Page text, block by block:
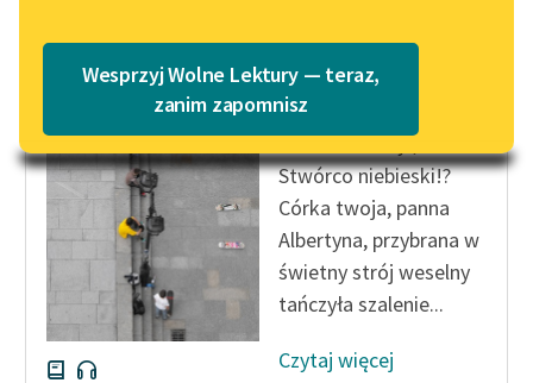
Lektury szkolne i klasyka
literatury do słuchania dla
uczennic i uczniów z
niepełnosprawnościami
E-kolekcja lektur
szkolnych i literatury do
słuchania dla uczennic i
uczniów z
niepełnosprawnościami
Katalog w formacie PDF
Wesprzyj Wolne Lektury — teraz,
zanim zapomnisz
Wybór narzeczonej
Cóżem obaczył,
Stwórco niebieski!?
Córka twoja, panna
Albertyna, przybrana w
świetny strój weselny
tańczyła szalenie...
Czytaj więcej